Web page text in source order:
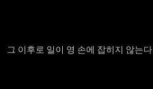
그 이후로 일이 영 손에 잡히지 않는다.